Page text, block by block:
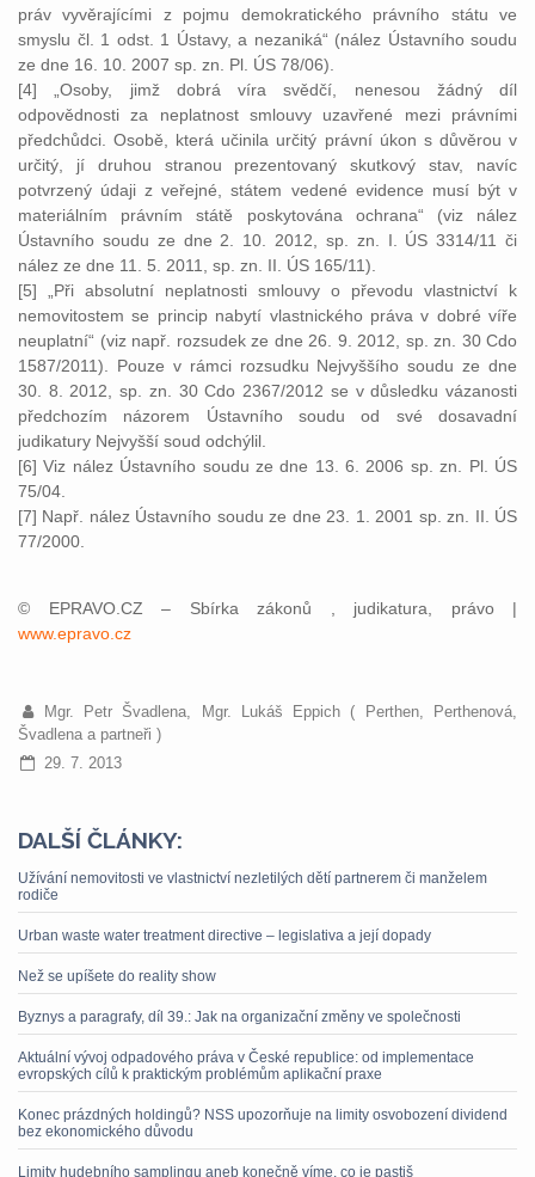
práv vyvěrajícími z pojmu demokratického právního státu ve
smyslu čl. 1 odst. 1 Ústavy, a nezaniká“ (nález Ústavního soudu
ze dne 16. 10. 2007 sp. zn. Pl. ÚS 78/06).
[4] „Osoby, jimž dobrá víra svědčí, nenesou žádný díl
odpovědnosti za neplatnost smlouvy uzavřené mezi právními
předchůdci. Osobě, která učinila určitý právní úkon s důvěrou v
určitý, jí druhou stranou prezentovaný skutkový stav, navíc
potvrzený údaji z veřejné, státem vedené evidence musí být v
materiálním právním státě poskytována ochrana“ (viz nález
Ústavního soudu ze dne 2. 10. 2012, sp. zn. I. ÚS 3314/11 či
nález ze dne 11. 5. 2011, sp. zn. II. ÚS 165/11).
[5] „Při absolutní neplatnosti smlouvy o převodu vlastnictví k
nemovitostem se princip nabytí vlastnického práva v dobré víře
neuplatní“ (viz např. rozsudek ze dne 26. 9. 2012, sp. zn. 30 Cdo
1587/2011). Pouze v rámci rozsudku Nejvyššího soudu ze dne
30. 8. 2012, sp. zn. 30 Cdo 2367/2012 se v důsledku vázanosti
předchozím názorem Ústavního soudu od své dosavadní
judikatury Nejvyšší soud odchýlil.
[6] Viz nález Ústavního soudu ze dne 13. 6. 2006 sp. zn. Pl. ÚS
75/04.
[7] Např. nález Ústavního soudu ze dne 23. 1. 2001 sp. zn. II. ÚS
77/2000.
© EPRAVO.CZ – Sbírka zákonů , judikatura, právo |
www.epravo.cz
Mgr. Petr Švadlena, Mgr. Lukáš Eppich ( Perthen, Perthenová,
Švadlena a partneři )
29. 7. 2013
DALŠÍ ČLÁNKY:
Užívání nemovitosti ve vlastnictví nezletilých dětí partnerem či manželem
rodiče
Urban waste water treatment directive – legislativa a její dopady
Než se upíšete do reality show
Byznys a paragrafy, díl 39.: Jak na organizační změny ve společnosti
Aktuální vývoj odpadového práva v České republice: od implementace
evropských cílů k praktickým problémům aplikační praxe
Konec prázdných holdingů? NSS upozorňuje na limity osvobození dividend
bez ekonomického důvodu
Limity hudebního samplingu aneb konečně víme, co je pastiš